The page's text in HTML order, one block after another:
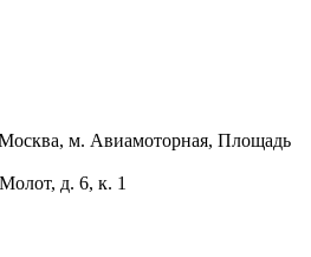
м. Авиамоторная, Площадь
д. 6, к. 1